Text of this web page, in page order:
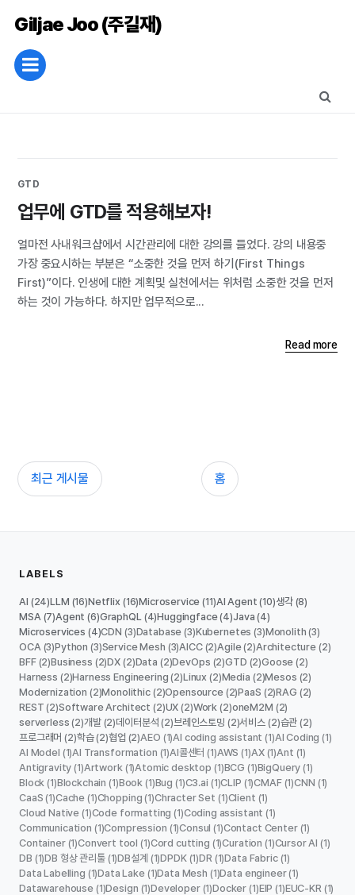
Giljae Joo (주길재)
GTD
업무에 GTD를 적용해보자!
얼마전 사내워크샵에서 시간관리에 대한 강의를 들었다. 강의 내용중
가장 중요시하는 부분은 “소중한 것을 먼저 하기(First Things
First)”이다. 인생에 대한 계획및 실천에서는 위처럼 소중한 것을 먼저
하는 것이 가능하다. 하지만 업무적으로...
Read more
최근 게시물 홈
LABELS
AI (24)LLM (16)Netflix (16)Microservice (11)AI Agent (10)생각 (8)
MSA (7)Agent (6)GraphQL (4)Huggingface (4)Java (4)
Microservices (4)CDN (3)Database (3)Kubernetes (3)Monolith (3)
OCA (3)Python (3)Service Mesh (3)AICC (2)Agile (2)Architecture (2)
BFF (2)Business (2)DX (2)Data (2)DevOps (2)GTD (2)Goose (2)
Harness (2)Harness Engineering (2)Linux (2)Media (2)Mesos (2)
Modernization (2)Monolithic (2)Opensource (2)PaaS (2)RAG (2)
REST (2)Software Architect (2)UX (2)Work (2)oneM2M (2)
serverless (2)개발 (2)데이터분석 (2)브레인스토밍 (2)서비스 (2)습관 (2)
프로그래머 (2)학습 (2)협업 (2)AEO (1)AI coding assistant (1)AI Coding (1)
AI Model (1)AI Transformation (1)AI콜센터 (1)AWS (1)AX (1)Ant (1)
Antigravity (1)Artwork (1)Atomic desktop (1)BCG (1)BigQuery (1)
Block (1)Blockchain (1)Book (1)Bug (1)C3.ai (1)CLIP (1)CMAF (1)CNN (1)
CaaS (1)Cache (1)Chopping (1)Chracter Set (1)Client (1)
Cloud Native (1)Code formatting (1)Coding assistant (1)
Communication (1)Compression (1)Consul (1)Contact Center (1)
Container (1)Convert tool (1)Cord cutting (1)Curation (1)Cursor AI (1)
DB (1)DB 형상 관리툴 (1)DB설계 (1)DPDK (1)DR (1)Data Fabric (1)
Data Labelling (1)Data Lake (1)Data Mesh (1)Data engineer (1)
Datawarehouse (1)Design (1)Developer (1)Docker (1)EIP (1)EUC-KR (1)